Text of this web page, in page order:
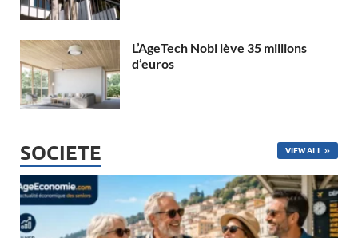
L’AgeTech Nobi lève 35 millions
d’euros
SOCIETE VIEW ALL